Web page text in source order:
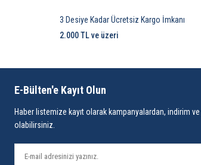
3 Desiye Kadar Ücretsiz Kargo İmkanı
2.000 TL ve üzeri
E-Bülten'e Kayıt Olun
Haber listemize kayıt olarak kampanyalardan, indirim
olabilirsiniz.